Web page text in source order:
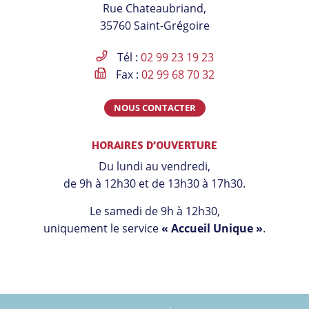
compte
Facebook
compte
Instagram
compte
Linkedin
chaîne
Youtube
Rue Chateaubriand,
35760 Saint-Grégoire
Tél : 02 99 23 19 23
Fax : 02 99 68 70 32
NOUS CONTACTER
HORAIRES D’OUVERTURE
Du lundi au vendredi,
de 9h à 12h30 et de 13h30 à 17h30.
Le samedi de 9h à 12h30,
uniquement le service« Accueil Unique ».